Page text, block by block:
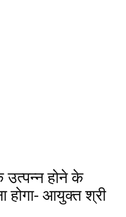
होने के
होगा- आयुक्त श्री